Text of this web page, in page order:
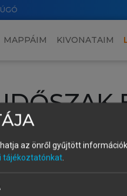
MAPPÁIM KIVONATAIM
be a saját fiókoddal,
1 óra díjmentes
után a
az önről gyűjtött
tájékoztatónkat.